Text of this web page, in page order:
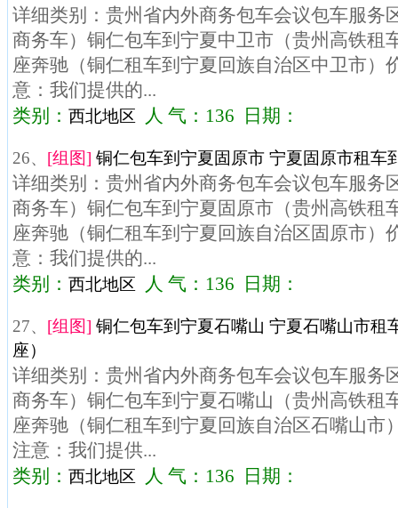
详细类别：贵州省内外商务包车会议包车服务
商务车）铜仁包车到宁夏中卫市（贵州高铁租
座奔驰（铜仁租车到宁夏回族自治区中卫市）
意：我们提供的...
类别： 西北地区 人 气：136 日期：
26、 [组图] 铜仁包车到宁夏固原市 宁夏固原市租车
详细类别：贵州省内外商务包车会议包车服务
商务车）铜仁包车到宁夏固原市（贵州高铁租
座奔驰（铜仁租车到宁夏回族自治区固原市）
意：我们提供的...
类别： 西北地区 人 气：136 日期：
27、 [组图] 铜仁包车到宁夏石嘴山 宁夏石嘴山市租
座）
详细类别：贵州省内外商务包车会议包车服务
商务车）铜仁包车到宁夏石嘴山（贵州高铁租
座奔驰（铜仁租车到宁夏回族自治区石嘴山市
注意：我们提供...
类别： 西北地区 人 气：136 日期：